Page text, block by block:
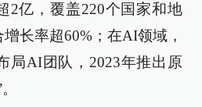
2亿，覆盖220个国家和地
长率超60%；在AI领域，
局AI团队，2023年推出原